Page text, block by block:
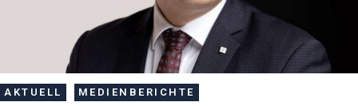
AKTUELL MEDIENBERICHTE